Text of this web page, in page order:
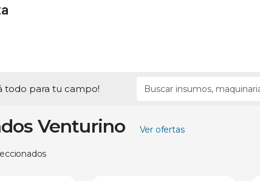
todo para tu campo!
Venturino Ver ofertas